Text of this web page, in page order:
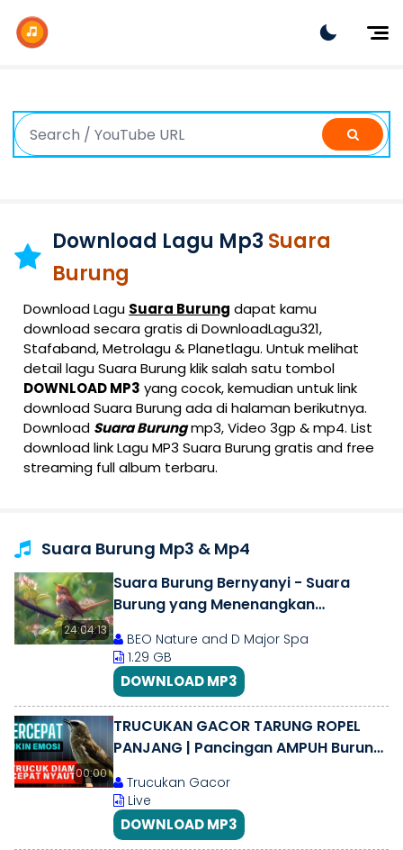
Dangdut
Indonesia
K-Pop
Download Lagu Mp3 Suara
Burung
Download Lagu Suara Burung dapat kamu
download secara gratis di DownloadLagu321,
Stafaband, Metrolagu & Planetlagu. Untuk melihat
detail lagu Suara Burung klik salah satu tombol
DOWNLOAD MP3 yang cocok, kemudian untuk link
download Suara Burung ada di halaman berikutnya.
Download Suara Burungmp3, Video 3gp & mp4. List
download link Lagu MP3 Suara Burung gratis and free
streaming full album terbaru.
Suara Burung Mp3 & Mp4
24:04:13
Suara Burung Bernyanyi - Suara
Burung yang Menenangkan
dan Depresi
BEO Nature and D Major Spa
1.29 GB
DOWNLOAD MP3
00:00
TRUCUKAN GACOR TARUNG ROPEL
PANJANG | Pancingan AMPUH Burung
EMOSI
Trucukan Gacor
Live
DOWNLOAD MP3